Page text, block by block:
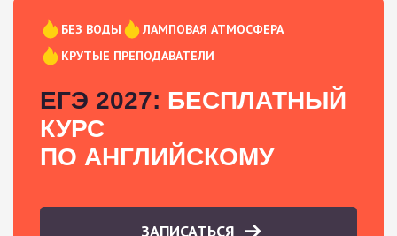
БЕЗ ВОДЫ
ЛАМПОВАЯ АТМОСФЕРА
КРУТЫЕ ПРЕПОДАВАТЕЛИ
ЕГЭ 2027: БЕСПЛАТНЫЙ
КУРС
ПО АНГЛИЙСКОМУ
ЗАПИСАТЬСЯ